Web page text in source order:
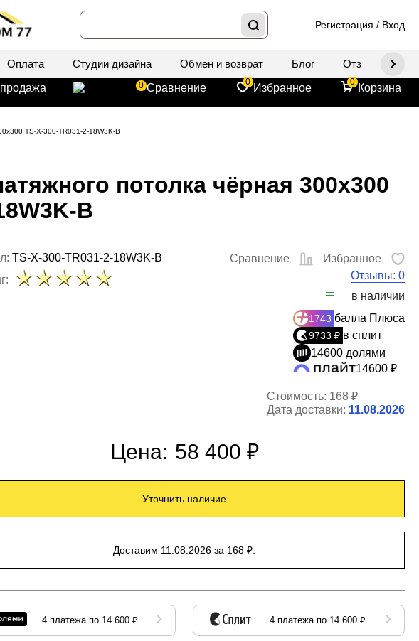
Регистрация / Вход
Оплата Студии дизайна Обмен и возврат Блог Отзывы
0 Сравнение 0 Избранное 0 Корзина
TS-X-300-TR031-2-18W3K-B
потолка чёрная 300x300
B
TS-X-300-TR031-2-18W3K-B Сравнение
Избранное
Отзывы: 0
в наличии
1743 балла Плюса
9733 ₽ в сплит
14600 долями
14600 ₽
Стоимость: 168 ₽
Дата доставки: 11.08.2026
Цена: 58 400 ₽
Уточнить наличие
Доставим 11.08.2026 за 168 ₽.
4 платежа по 14 600 ₽ 4 платежа по 14 600 ₽